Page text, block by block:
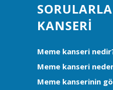
KANSERI
Meme kanseri
Meme kanseri
Meme kanserinin